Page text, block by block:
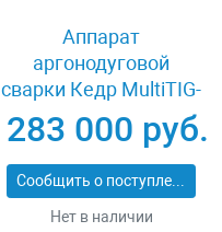
Аппарат
аргонодуговой
сварки Кедр MultiTIG-
5000P AC/DC
8012352
283 000 руб.
Сообщить о поступлении
Нет в наличии